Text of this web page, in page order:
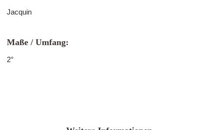
Jacquin
Maße / Umfang:
2°